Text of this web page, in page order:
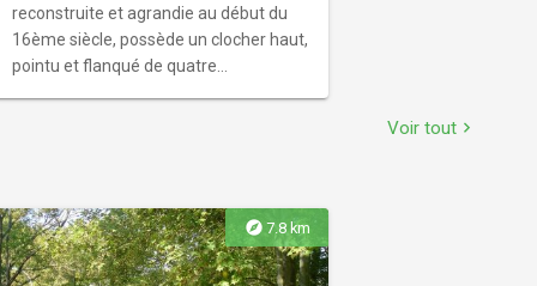
reconstruite et agrandie au début du
16ème siècle, possède un clocher haut,
pointu et flanqué de quatre
Voir tout chevron_right
explore 7.8 km